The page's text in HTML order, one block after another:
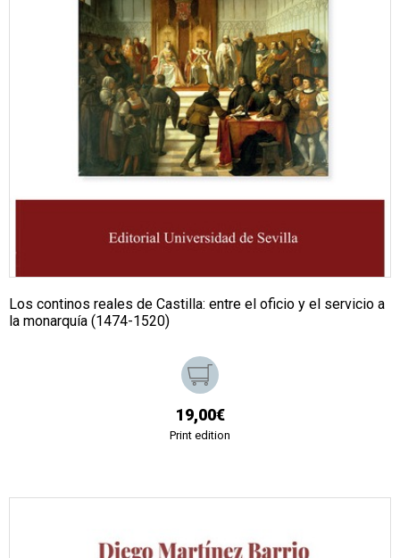
Los continos reales de Castilla: entre el oficio y el servicio a
la monarquía (1474-1520)
19,00€
Print edition